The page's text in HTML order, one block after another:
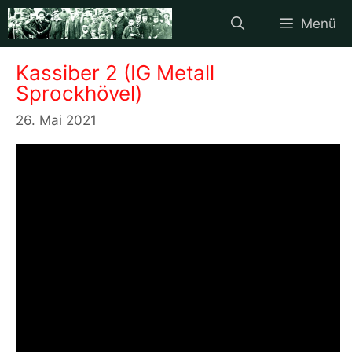
Zum
Inhalt
springen
Menü
Kassiber 2 (IG Metall
Sprockhövel)
26. Mai 2021